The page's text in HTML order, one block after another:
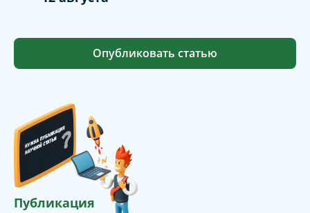
Опубликовать статью
Публикация